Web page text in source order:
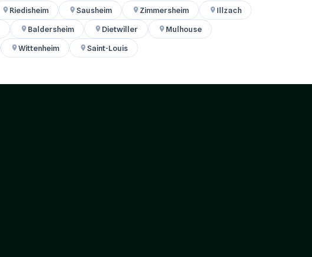
Riedisheim Sausheim Zimmersheim
Illzach
Baldersheim Dietwiller
Mulhouse
Wittenheim Saint-Louis